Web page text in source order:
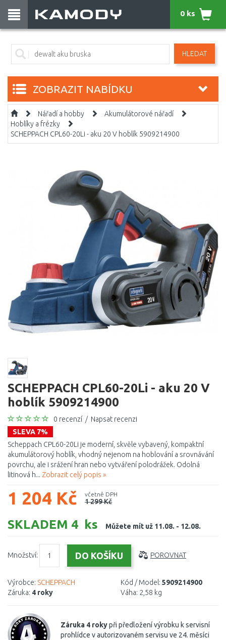
HLEDAT
0 ks
ZOBRAZIT NABÍDKU
Nářadí a hobby
Akumulátorové nářadí
Hoblíky a frézky
SCHEPPACH CPL60-20Li - aku 20 V hoblík 5909214900
SCHEPPACH CPL60-20Li - aku 20 V
hoblík 5909214900
0 recenzí / Napsat recenzi
SLEVA 7%
Scheppach CPL60-20Li je moderní, skvěle vybavený, kompaktní
akumulátorový hoblík, vhodný nejenom na hoblování a srovnávání
povrchu, ale i srážení hran nebo vytváření polodrážek. Odolná
litinová h... Zobrazit celý popis »
1 204 Kč včetně DPH
1 299 Kč
SKLADEM 4 ks Můžete mít už 11.08. - 12.08.
Množství: POROVNAT
Výrobce: SCHEPPACH
Záruka: 4 roky
Kód / Model: 5909214900
Váha: 2,58 kg
Záruka 4 rokypři předložení výrobku k servisní
prohlídce v autorizovaném servisu ve 24. měsíci